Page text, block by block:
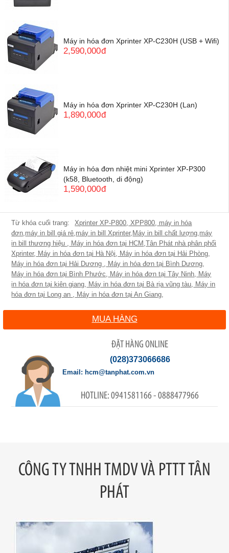
Máy in hóa đơn Xprinter XP-C230H (USB + Wifi)
2,590,000đ
Máy in hóa đơn Xprinter XP-C230H (Lan)
1,890,000đ
Máy in hóa đơn nhiệt mini Xprinter XP-P300
(k58, Bluetooth, di động)
1,590,000đ
Xprinter XP-P800 XPP800 máy in hóa
đơn máy in bill giá rẻ máy in bill Xprinter, Máy in bill chất lượng máy
in bill thương hiệu
Máy in hóa đơn tại HCM ,Tân Phát nhà phân phối
Xprinter, Máy in hóa đơn tại Hà Nội Máy in hóa đơn tại Hải Phòng
Máy in hóa đơn tại Hải Dương
Máy in hóa đơn tại Bình Dương
Máy in hóa đơn tại Bình Phước
Máy in hóa đơn tại Tây Ninh
Máy
in hóa đơn tại kiên giang
Máy in hóa đơn tại Bà rịa vũng tàu
Máy in
hóa đơn tại Long an
Máy in hóa đơn tại An Giang
MUA HÀNG
ĐẶT HÀNG ONLINE
(028)373066686
0941581166 - 0888477966
hcm@tanphat.com.vn
CÔNG TY TNHH TMDV VÀ PTTT TÂN
PHÁT